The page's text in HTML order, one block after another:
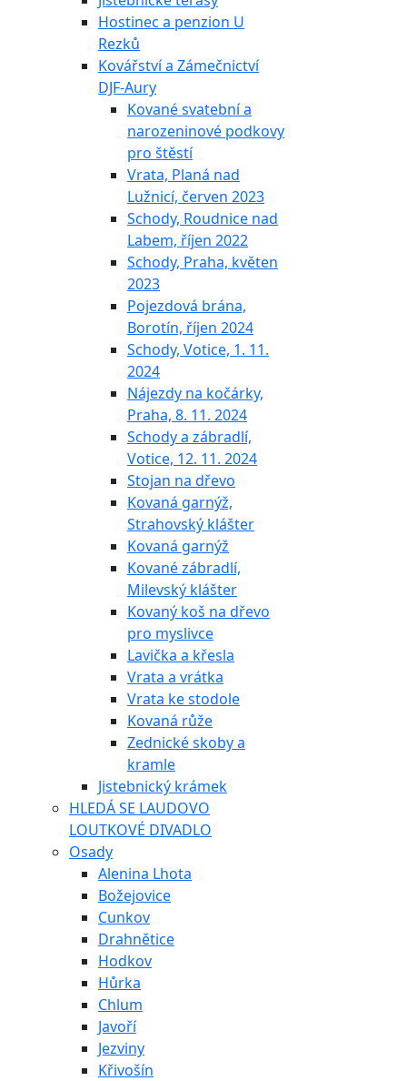
Hostinec a penzion U
Rezků
Kovářství a Zámečnictví
DJF-Aury
Kované svatební a
narozeninové podkovy
pro štěstí
Vrata, Planá nad
Lužnicí, červen 2023
Schody, Roudnice nad
Labem, říjen 2022
Schody, Praha, květen
2023
Pojezdová brána,
Borotín, říjen 2024
Schody, Votice, 1. 11.
2024
Nájezdy na kočárky,
Praha, 8. 11. 2024
Schody a zábradlí,
Votice, 12. 11. 2024
Stojan na dřevo
Kovaná garnýž,
Strahovský klášter
Kovaná garnýž
Kované zábradlí,
Milevský klášter
Kovaný koš na dřevo
pro myslivce
Lavička a křesla
Vrata a vrátka
Vrata ke stodole
Kovaná růže
Zednické skoby a
kramle
Jistebnický krámek
HLEDÁ SE LAUDOVO
LOUTKOVÉ DIVADLO
Osady
Alenina Lhota
Božejovice
Cunkov
Drahnětice
Hodkov
Hůrka
Chlum
Javoří
Jezviny
Křivošín